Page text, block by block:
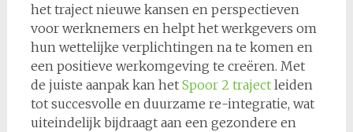
het traject nieuwe kansen en perspectieven
voor werknemers en helpt het werkgevers om
hun wettelijke verplichtingen na te komen en
een positieve werkomgeving te creëren. Met
de juiste aanpak kan het Spoor 2 trajectleiden
tot succesvolle en duurzame re-integratie, wat
uiteindelijk bijdraagt aan een gezondere en